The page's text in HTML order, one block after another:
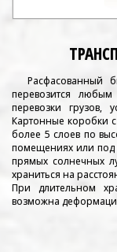
Расфасованный
перевозится
перевозки грузов,
Картонные коробки
более 5 слоев по
помещениях или под
прямых солнечных
храниться на
При длительном
возможна